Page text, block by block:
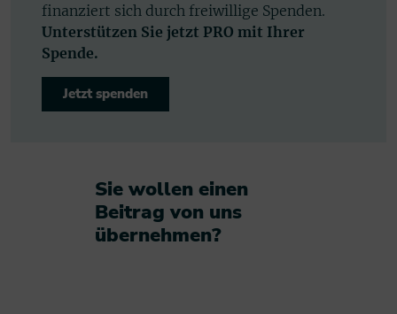
finanziert sich durch freiwillige Spenden.
Unterstützen Sie jetzt PRO mit Ihrer
Spende.
Jetzt spenden
Sie wollen einen
Beitrag von uns
übernehmen?​